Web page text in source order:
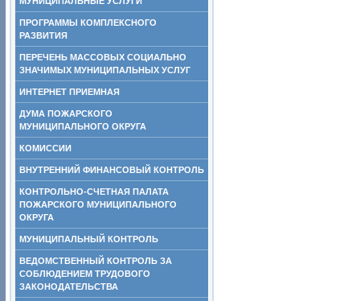
ПРОГРАММЫ КОМПЛЕКСНОГО
РАЗВИТИЯ
ПЕРЕЧЕНЬ МАССОВЫХ СОЦИАЛЬНО
ЗНАЧИМЫХ МУНИЦИПАЛЬНЫХ УСЛУГ
ИНТЕРНЕТ ПРИЕМНАЯ
ДУМА ПОЖАРСКОГО
МУНИЦИПАЛЬНОГО ОКРУГА
КОМИССИИ
ВНУТРЕННИЙ ФИНАНСОВЫЙ КОНТРОЛЬ
КОНТРОЛЬНО-СЧЕТНАЯ ПАЛАТА
ПОЖАРСКОГО МУНИЦИПАЛЬНОГО
ОКРУГА
МУНИЦИПАЛЬНЫЙ КОНТРОЛЬ
ВЕДОМСТВЕННЫЙ КОНТРОЛЬ ЗА
СОБЛЮДЕНИЕМ ТРУДОВОГО
ЗАКОНОДАТЕЛЬСТВА